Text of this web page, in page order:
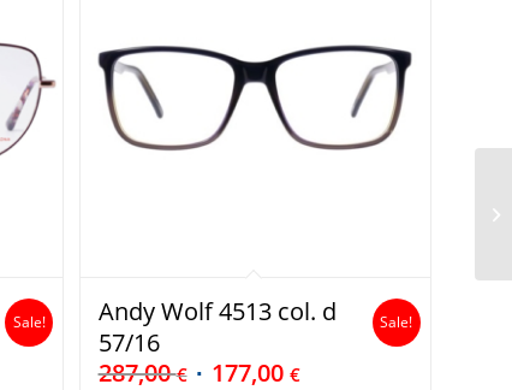
Sale!
Andy Wolf 4513 col. d
57/16
287,00€ 177,00 €
Sale!